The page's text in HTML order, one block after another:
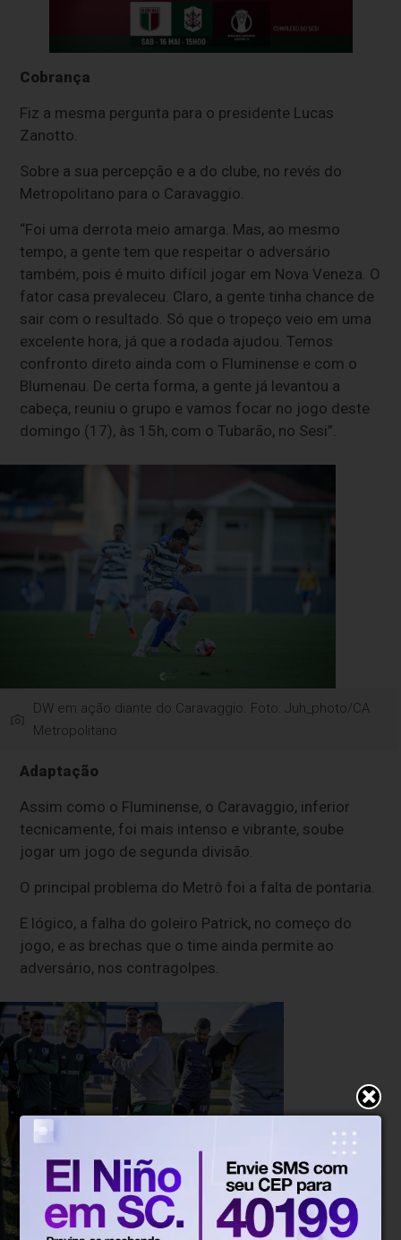
Cobrança
Fiz a mesma pergunta para o presidente Lucas
Zanotto.
Sobre a sua percepção e a do clube, no revés do
Metropolitano para o Caravaggio.
“Foi uma derrota meio amarga. Mas, ao mesmo
tempo, a gente tem que respeitar o adversário
também, pois é muito difícil jogar em Nova Veneza. O
fator casa prevaleceu. Claro, a gente tinha chance de
sair com o resultado. Só que o tropeço veio em uma
excelente hora, já que a rodada ajudou. Temos
confronto direto ainda com o Fluminense e com o
Blumenau. De certa forma, a gente já levantou a
cabeça, reuniu o grupo e vamos focar no jogo deste
domingo (17), às 15h, com o Tubarão, no Sesi”.
DW em ação diante do Caravaggio. Foto: Juh_photo/CA
Metropolitano
Adaptação
Assim como o Fluminense, o Caravaggio, inferior
tecnicamente, foi mais intenso e vibrante, soube
jogar um jogo de segunda divisão.
O principal problema do Metrô foi a falta de pontaria.
E lógico, a falha do goleiro Patrick, no começo do
jogo, e as brechas que o time ainda permite ao
adversário, nos contragolpes.